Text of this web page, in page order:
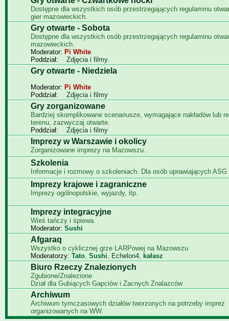
Dostępne dla wszystkich osób przestrzegających regulaminu
gier mazowieckich.
Gry otwarte - Sobota
Dostępne dla wszystkich osób przestrzegających regulaminu
mazowieckich.
Moderator: Pi White
Poddział:
Zdjęcia i filmy.
Gry otwarte - Niedziela
Moderator: Pi White
Poddział:
Zdjęcia i filmy
Gry zorganizowane
Bardziej skomplikowane scenariusze, wymagające nakładów lub
terenu, zazwyczaj otwarte.
Poddział:
Zdjęcia i filmy
Imprezy w Warszawie i okolicy
Zorganizowane imprezy na Mazowszu.
Szkolenia
Informacje i rozmowy o szkoleniach. Dla osób uprawiających
Imprezy krajowe i zagraniczne
Imprezy ogólnopolskie, wyjazdy, itp.
Imprezy integracyjne
Wieś tańczy i śpiewa.
Moderator: Sushi
Afgaraq
Wszystko o cyklicznej grze LARPowej na Mazowszu
Moderatorzy: Tato, Sushi, Echelon4, kałasz
Biuro Rzeczy Znalezionych
Zgubione/Znalezione
Dział dla Gubiących Gapciów i Zacnych Znalazców
Archiwum
Archiwum tymczasowych działów tworzonych na potrzeby imprez
organizowanych na WW.